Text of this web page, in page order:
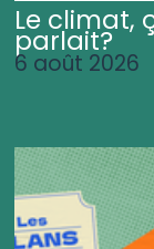
Le climat,
parlait?
6 août 2026